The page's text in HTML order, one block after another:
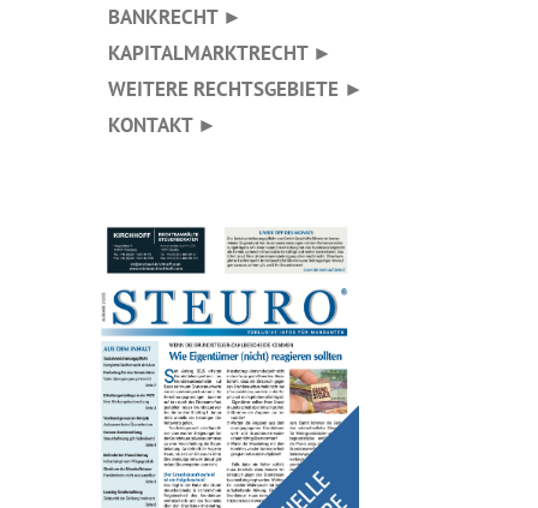
BANKRECHT ►
KAPITALMARKTRECHT ►
WEITERE RECHTSGEBIETE ►
KONTAKT ►